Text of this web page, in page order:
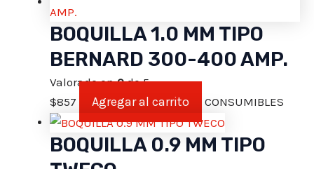
BOQUILLA 1.0 MM TIPO
BERNARD 300-400 AMP.
Valorado en0de 5
$857 Agregar al carrito CONSUMIBLES
BOQUILLA 0.9 MM TIPO